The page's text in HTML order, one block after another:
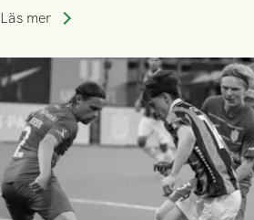
speltid i Hestrafors genom
Läs mer